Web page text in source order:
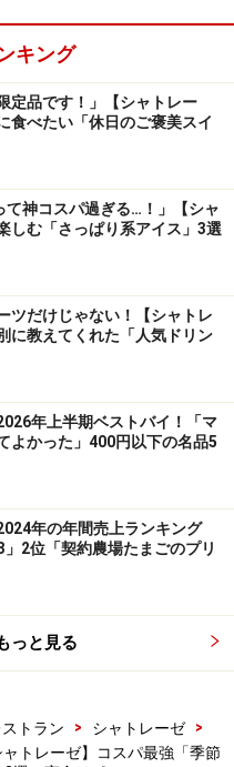
わふわ食感もたまりませ
中に国産抹茶の苦みが広
小豆を使用した粒あんの
ムは甘さ控えめなので、
がなく美味です。ふわふ
るクリームの口どけを軽
クリーム大福 北海
151円
北海道産小豆の粒あん
治抹茶を使用した抹茶
ゼ自家炊き粒あんを包ん
キング
定品です！」【シャトレー
食べたい「休日のご褒美スイ
て神コスパ過ぎる…！」【シャ
しむ「さっぱり系アイス」3選
ツだけじゃない！【シャトレ
に教えてくれた「人気ドリン
年上半期ベストバイ！「マ
よかった」400円以下の名品5
年の年間売上ランキング
」2位「契約農場たまごのプリ
っと見る
トラン > シャトレーゼ
>
トレーゼ】コスパ最強「季節